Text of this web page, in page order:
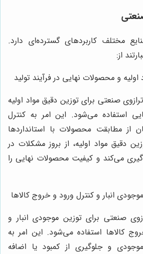
مختلف کاربردهای گسترده‌ای دارد.
از:
اولیه و محصولات نهایی در فرآیند تولید
ترازوی صنعتی برای توزین دقیق مواد اولیه
استفاده می‌شود. این امر به کنترل
از مطابقت محصولات با استانداردها
دقیق مواد اولیه، از بروز مشکلات در
می‌کند و کیفیت محصولات نهایی را
انبار و کنترل ورود و خروج کالاها
صنعتی برای توزین موجودی انبار و
کالاها استفاده می‌شود. این امر به
و جلوگیری از کمبود یا اضافه